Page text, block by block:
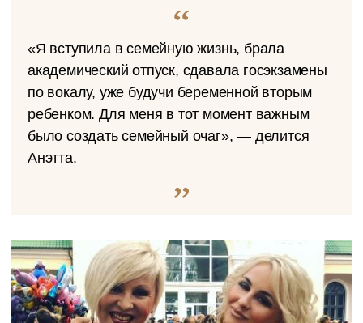
«Я вступила в семейную жизнь, брала
академический отпуск, сдавала госэкзамены
по вокалу, уже будучи беременной вторым
ребенком. Для меня в тот момент важным
было создать семейный очаг», — делится
Анэтта.